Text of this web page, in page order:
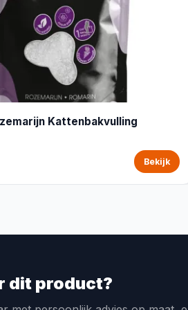
Kattenbakvulling
Bekijk
dit product?